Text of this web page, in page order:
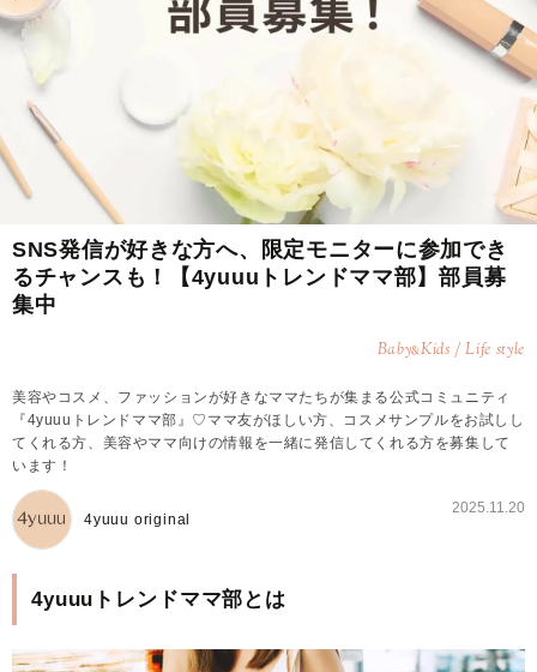
SNS発信が好きな方へ、限定モニターに参加でき
るチャンスも！【4yuuuトレンドママ部】部員募
集中
Baby&Kids / Life style
美容やコスメ、ファッションが好きなママたちが集まる公式コミュニティ
『4yuuuトレンドママ部』♡ママ友がほしい方、コスメサンプルをお試しし
てくれる方、美容やママ向けの情報を一緒に発信してくれる方を募集して
います！
4yuuu original
2025.11.20
4yuuuトレンドママ部とは